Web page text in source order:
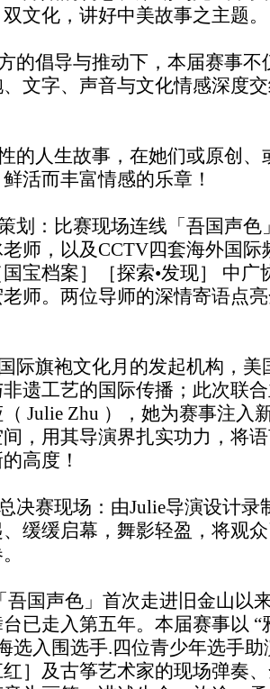
文化，讲好中美故事之主题。
倡导与推动下，本届赛事不
文字、声音与文化情感深度
人生故事，在她们或原创、
活而丰富情感的乐章！
：比赛现场连线「吾国声色
师，以及CCTV四套海外国
国宝档案］［探索•发现］ 中
师。两位导师的深情寄语点
旗袍文化月的发起机构，美
遗工艺的国际传播；此次联
Julie Zhu ），她为赛事注入
，用其导演界扎实功力，将
高度！
赛现场：由Julie导演设计录
缓缓启幕，舞影轻盈，将观
国声色」首次走进旧金山以
已走入第五年。本届赛事以 “
选入围选手.四位青少年选手
］及古筝艺术家的现场弹奏